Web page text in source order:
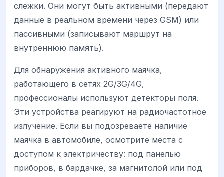
слежки. Они могут быть активными (передают
данные в реальном времени через GSM) или
пассивными (записывают маршрут на
внутреннюю память).
Для обнаружения активного маячка,
работающего в сетях 2G/3G/4G,
профессионалы используют детекторы поля.
Эти устройства реагируют на радиочастотное
излучение. Если вы подозреваете наличие
маячка в автомобиле, осмотрите места с
доступом к электричеству: под панелью
приборов, в бардачке, за магнитолой или под